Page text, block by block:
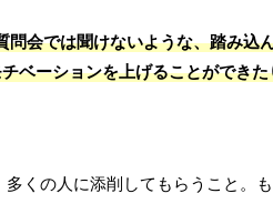
問会では聞けないような、踏み込
ベーションを上げることができた
多くの人に添削してもらうこと。